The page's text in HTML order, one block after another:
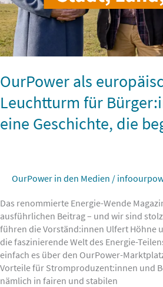
OurPower als
Leuchtturm für
eine Geschichte, die
OurPower in den Medien /
Das renommierte Energie-Wende
ausführlichen Beitrag – und wir sind
führen die Vorständ:innen Ulfert Höhne
die faszinierende Welt des Energie-
einfach es über den OurPower-
Vorteile für Stromproduzent:innen und
nämlich in fairen und stabilen
die
begeistert